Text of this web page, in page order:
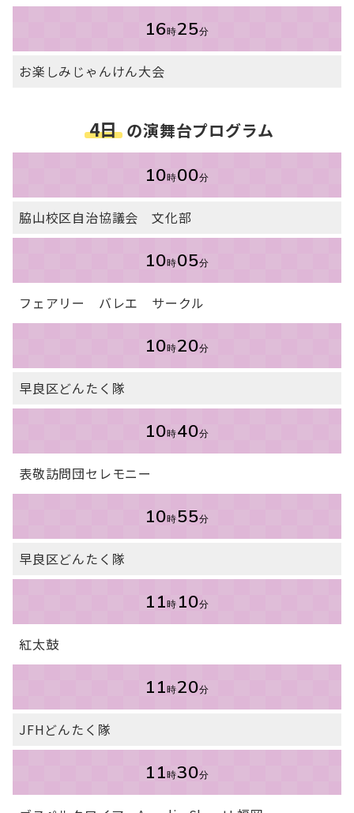
16時25分
お楽しみじゃんけん大会
4日 の演舞台プログラム
10時00分
脇山校区自治協議会 文化部
10時05分
フェアリー バレエ サークル
10時20分
早良区どんたく隊
10時40分
表敬訪問団セレモニー
10時55分
早良区どんたく隊
11時 10分
紅太鼓
11時20分
JFHどんたく隊
11時30分